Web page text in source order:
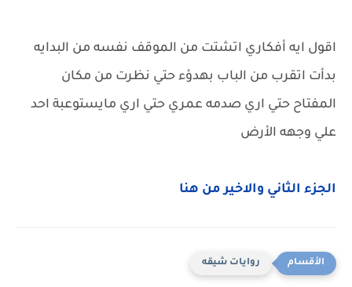
اقول ايه أفكاري اتشتت من الموقف نفسه من البدايه
بدأت اتقرب من الباب بهدؤء حتي نظرت من مكان
المفتاح حتي اري صدمه عمري حتي اري مايستوعبة احد
علي وجهه الأرض
الجزء الثاني والاخير من هنا
روايات شيقه